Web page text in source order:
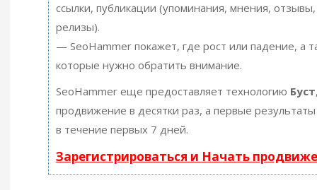
ссылки, публикации (упоминания, мнения, отзывы,
релизы).
— SeoHammer покажет, где рост или падение, а
которые нужно обратить внимание.
SeoHammer еще предоставляет технологию Буст
продвижение в десятки раз, а первые
в течение первых 7 дней.
Зарегистрироваться и Начать